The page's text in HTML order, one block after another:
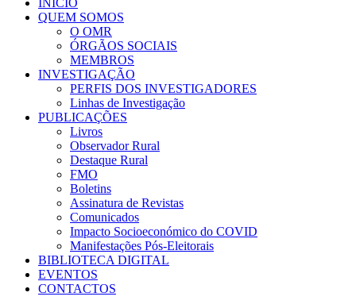
INICIO
QUEM SOMOS
O OMR
ÓRGÃOS SOCIAIS
MEMBROS
INVESTIGAÇÃO
PERFIS DOS INVESTIGADORES
Linhas de Investigação
PUBLICAÇÕES
Livros
Observador Rural
Destaque Rural
FMO
Boletins
Assinatura de Revistas
Comunicados
Impacto Socioeconómico do COVID
Manifestações Pós-Eleitorais
BIBLIOTECA DIGITAL
EVENTOS
CONTACTOS